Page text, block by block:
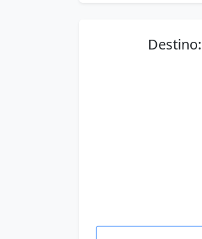
Destino: